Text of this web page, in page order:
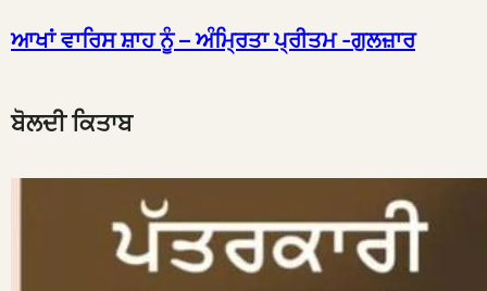
ਆਖਾਂ ਵਾਰਿਸ ਸ਼ਾਹ ਨੂੰ – ਅੰਮ੍ਰਿਤਾ ਪ੍ਰੀਤਮ -ਗੁਲਜ਼ਾਰ
ਬੋਲਦੀ ਕਿਤਾਬ